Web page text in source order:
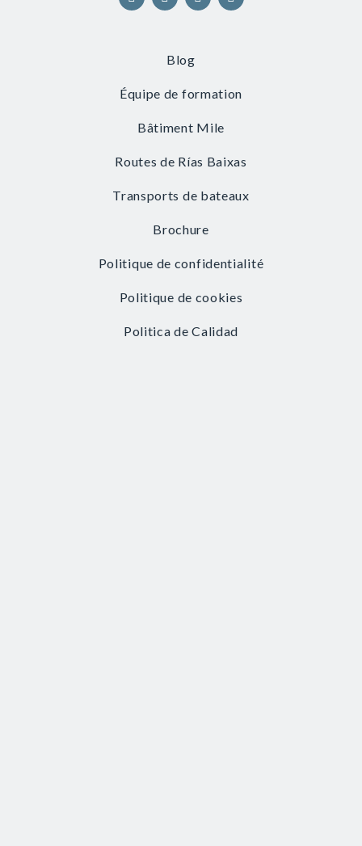
Blog
Équipe de formation
Bâtiment Mile
Routes de Rías Baixas
Transports de bateaux
Brochure
Politique de confidentialité
Politique de cookies
Politica de Calidad